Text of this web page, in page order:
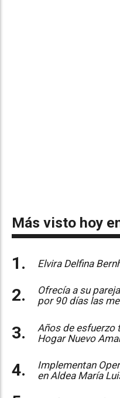
Más visto hoy
Elvira Delfina
Ofrecía a su
por 90 días las
Años de esfuerzo
Hogar Nuevo
Implementan
en Aldea María